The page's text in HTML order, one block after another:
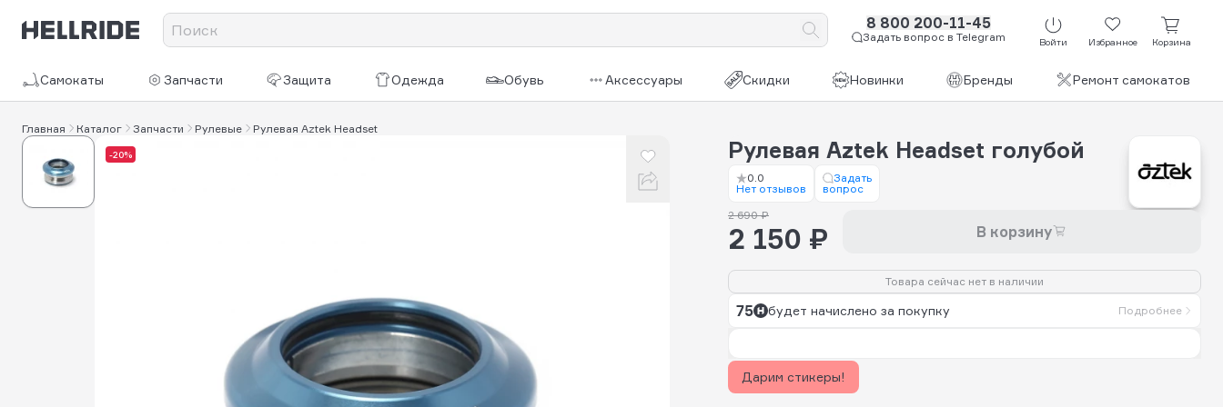
8 800 200-11-45
Задать вопрос в Telegram Войти Избранное Корзина
Самокаты Запчасти Защита Одежда Обувь Аксессуары Скидки Новинки Бренды Ремонт самокатов
Главная Каталог Запчасти Рулевые Рулевая Aztek Headset
-20% Рулевая Aztek Headset голубой
0.0
Нет отзывов
Задать
вопрос
2 690 ₽
2 150 ₽ В корзину
Товара сейчас нет в наличии
75 будет начислено за покупку Подробнее
Дарим стикеры!